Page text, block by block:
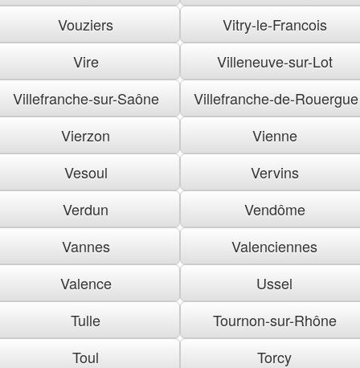
Vouziers
Vitry-le-Francois
Vire
Villeneuve-sur-Lot
Villefranche-sur-Saône
Villefranche-de-Rouergue
Vierzon
Vienne
Vesoul
Vervins
Verdun
Vendôme
Vannes
Valenciennes
Valence
Ussel
Tulle
Tournon-sur-Rhône
Toul
Torcy